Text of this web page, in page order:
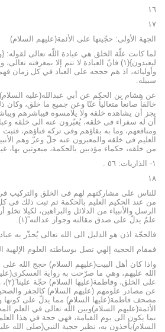
١٦
١٧
الجهة الأولى: حجّيتها على الأئمة(عليهم السلام)
لما كانت علّة الخلق هي عبادة اللّه تعالى لقوله:
ليعبدون}(١) فانّ العبادة لا تتم إلا بمعرفته
وأوليائه، اذ هم حججه على العباد في كل زمان
سبيله.
عن هشام بن الحكم عن أبي عبدالله(عليه
خالقاً صانعاً متعالياً عنّا وعن جميع ما خلق، وكان
يجز أن يشاهده خلقه ولا يلامسوه فيباشرهم
أن له سفراء فى خلقه، يُعبّرون عنه الى خلقه
ومنافعهم، وما به بقاؤهم وفى تركه فناؤهم،
العليم فى خلقه والمعبرون عنه جلّ وعزّ وهم
من خلقه، حكماء مؤدبين بالحكمة، مبعوثين بها،
١- الذاريات: ٥٦ .
١٨
للناس على مشاركتهم لهم فى الخلق والتركيب
من عند الحكيم العليم بالحكمة ثم ثبت ذلك فى
الرسل والأنبياء من الدلائل والبراهين، لكيلا
علمٌ يدلّ على صدق مقالته وجواز عدالته”(١).
فالحجّة اذن هو الدليل الى الله تعالى يُحذّر به
فمقام الحجية إلهي تصل بوساطته العلوم الإلهية
واذا كان أهل البيت(عليهم السلام) حجج الله
الله عليهم، وهي ما صرّحت به رواية
على
عن مصادر علومهم (عليهم السلام) كالجفر
مصحف فاطمة(عليها السلام) مما يدلّ على كونها
الأئمة(عليهم السلام)وبين اللّه تعالى في
بما يكون الى يوم القيامة، فهي حجة في هذا
السلام)يأخذون به، نظير حجية النبي(صلى الله